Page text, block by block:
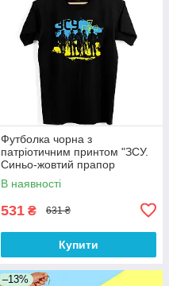
Футболка чорна з
патріотичним принтом "ЗСУ.
Синьо-жовтий прапор
України. Воїни" Push IT
В наявності
531 ₴ 631 ₴
Купити
–13%